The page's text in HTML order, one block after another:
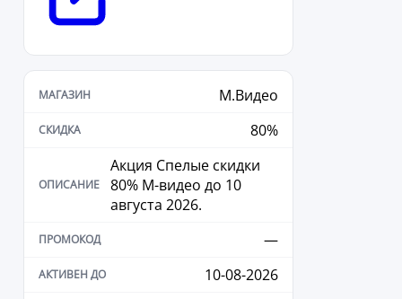
М.Видео
80%
Акция Спелые скидки
80% М-видео до 10
августа 2026.
—
10-08-2026